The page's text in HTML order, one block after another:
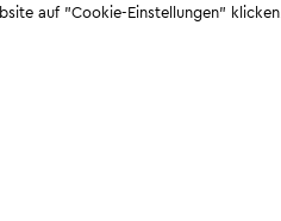
auf "Cookie-Einstellungen" klicken.